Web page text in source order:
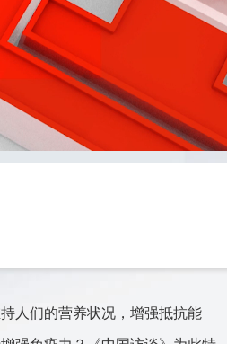
Mute
Picture-
Picture
人们的营养状况，增强抵抗能